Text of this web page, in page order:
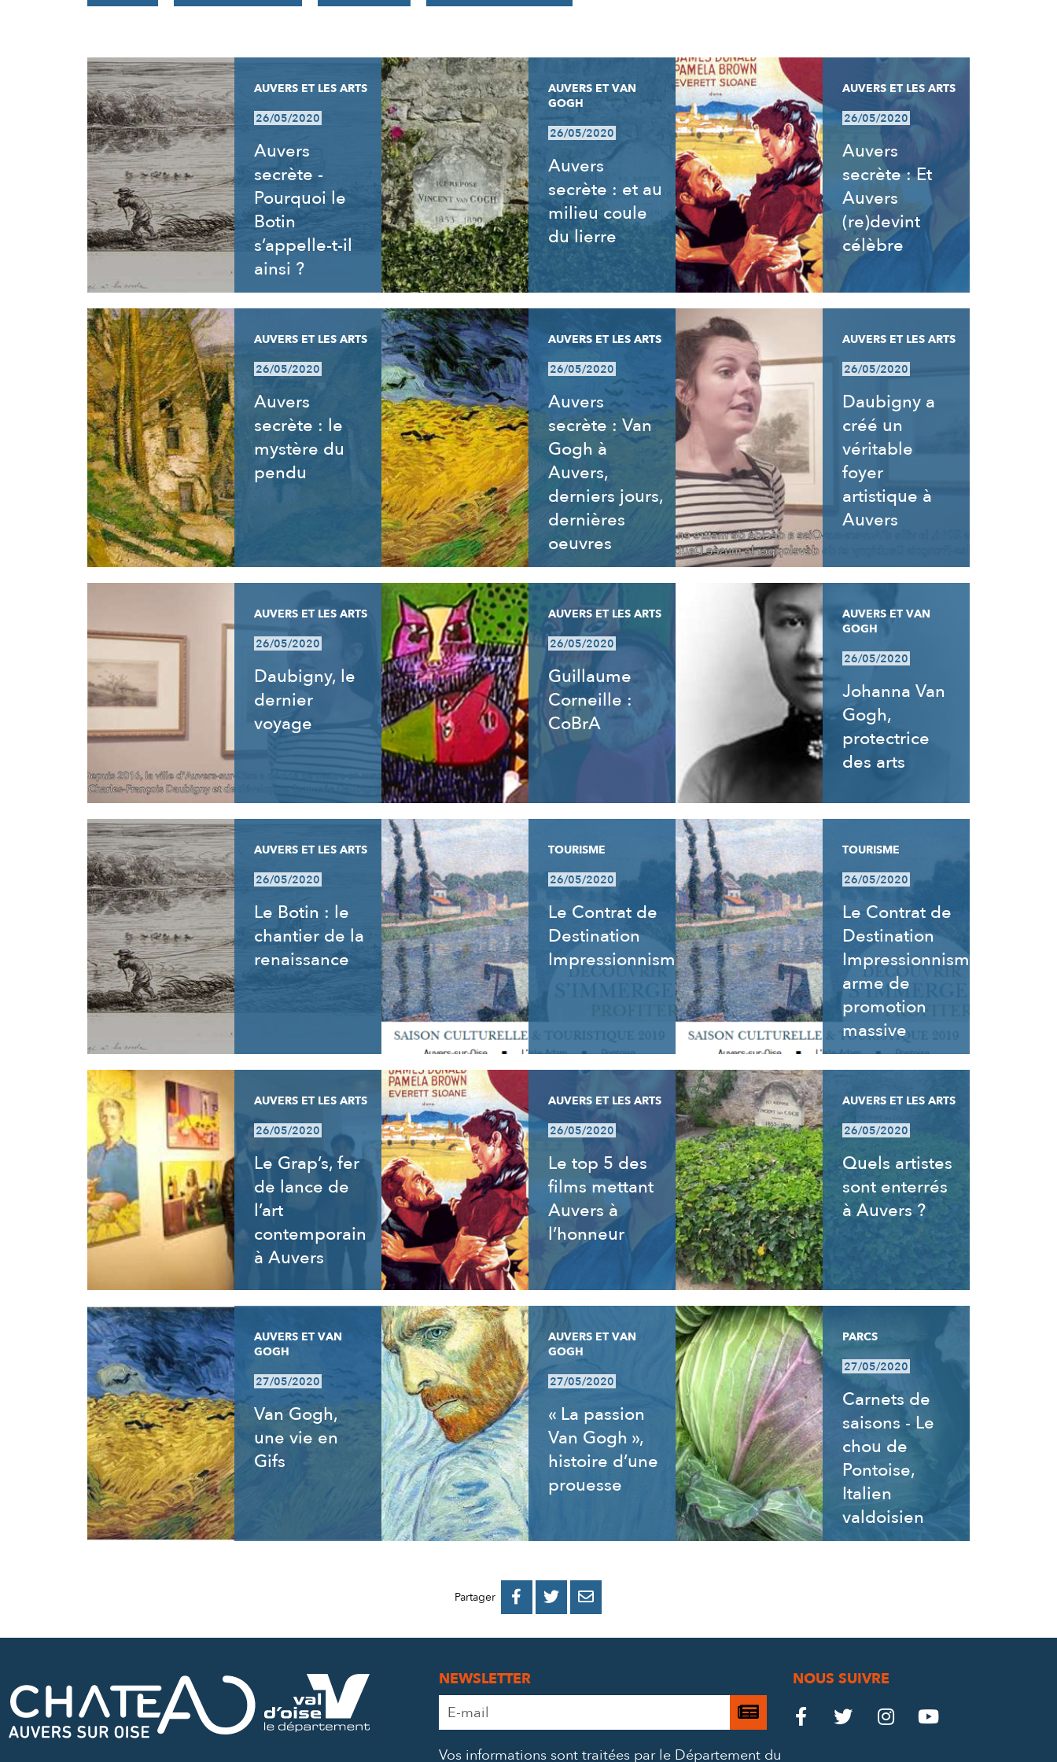
RÉSULTATS
AUVERS ET LES ARTS
26/05/2020
Auvers
secrète -
Pourquoi le
Botin
s’appelle-t-il
ainsi ?
AUVERS ET VAN
GOGH
26/05/2020
Auvers
secrète : et au
milieu coule
du lierre
AUVERS ET LES ARTS
26/05/2020
Auvers
secrète : Et
Auvers
(re)devint
célèbre
AUVERS ET LES ARTS
26/05/2020
Auvers
secrète : le
mystère du
pendu
AUVERS ET LES ARTS
26/05/2020
Auvers
secrète : Van
Gogh à
Auvers,
derniers jours,
dernières
oeuvres
AUVERS ET LES ARTS
26/05/2020
Daubigny a
créé un
véritable
foyer
artistique à
Auvers
AUVERS ET LES ARTS
26/05/2020
Daubigny, le
dernier
voyage
AUVERS ET LES ARTS
26/05/2020
Guillaume
Corneille :
CoBrA
AUVERS ET VAN
GOGH
26/05/2020
Johanna Van
Gogh,
protectrice
des arts
AUVERS ET LES ARTS
26/05/2020
Le Botin : le
chantier de la
renaissance
TOURISME
26/05/2020
Le Contrat de
Destination
Impressionnisme
TOURISME
26/05/2020
Le Contrat de
Destination
Impressionnisme,
arme de
promotion
massive
AUVERS ET LES ARTS
26/05/2020
Le Grap’s, fer
de lance de
l’art
contemporain
à Auvers
AUVERS ET LES ARTS
26/05/2020
Le top 5 des
films mettant
Auvers à
l’honneur
AUVERS ET LES ARTS
26/05/2020
Quels artistes
sont enterrés
à Auvers ?
AUVERS ET VAN
GOGH
27/05/2020
Van Gogh,
une vie en
Gifs
AUVERS ET VAN
GOGH
27/05/2020
« La passion
Van Gogh »,
histoire d’une
prouesse
PARCS
27/05/2020
Carnets de
saisons - Le
chou de
Pontoise,
Italien
valdoisien
Partager 
PARTAGER
PARTAGER
PARTAGER
NEWSLETTER
Adresse
e-
Je
m’abonne
Vos informations sont traitées par le Département du
NOUS SUIVRE
Le

Le

Le

Le
